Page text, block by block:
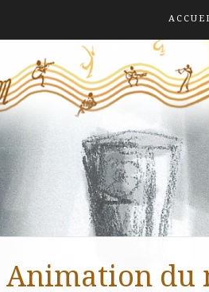
Animation du